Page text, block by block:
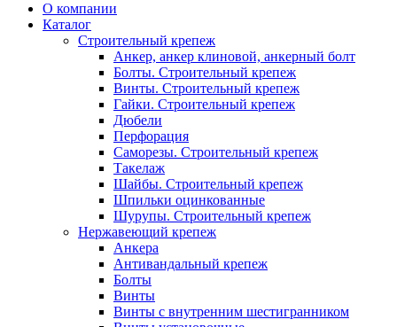
О компании
Каталог
Строительный крепеж
Анкер, анкер клиновой, анкерный болт
Болты. Строительный крепеж
Винты. Строительный крепеж
Гайки. Строительный крепеж
Дюбели
Перфорация
Саморезы. Строительный крепеж
Такелаж
Шайбы. Строительный крепеж
Шпильки оцинкованные
Шурупы. Строительный крепеж
Нержавеющий крепеж
Анкера
Антивандальный крепеж
Болты
Винты
Винты с внутренним шестигранником